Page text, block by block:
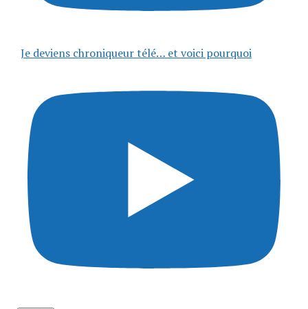
Je deviens chroniqueur télé… et voici pourquoi